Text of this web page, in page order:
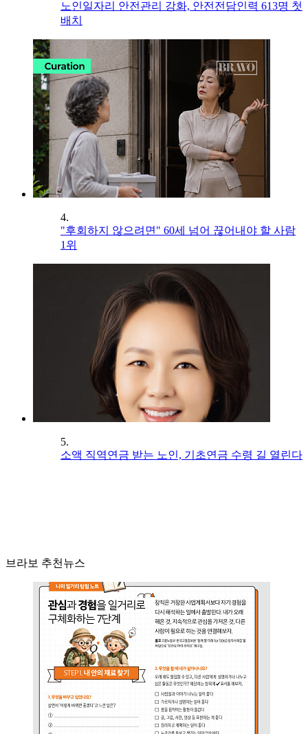
노인일자리 안전관리 강화, 안전전담인력 613명 첫
배치
4.
"후회하지 않으려면" 60세 넘어 끊어내야 할 사람
1위
5.
소액 직역연금 받는 노인, 기초연금 수령 길 열린다
브라보 추천뉴스